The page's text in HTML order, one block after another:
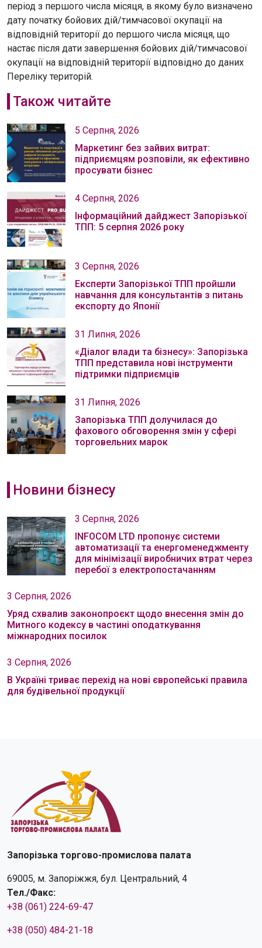
період з першого числа місяця, в якому було визначено
дату початку бойових дій/тимчасової окупації на
відповідній території до першого числа місяця, що
настає після дати завершення бойових дій/тимчасової
окупації на відповідній території відповідно до даних
Переліку територій.
Також читайте
5 Серпня, 2026
Маркетинг без зайвих витрат:
підприємцям розповіли, як ефективно
просувати бізнес
4 Серпня, 2026
Інформаційний дайджест Запорізької
ТПП: 5 серпня 2026 року
3 Серпня, 2026
Експерти Запорізької ТПП пройшли
навчання для консультантів з питань
експорту до Японії
31 Липня, 2026
«Діалог влади та бізнесу»: Запорізька
ТПП представила нові інструменти
підтримки підприємців
31 Липня, 2026
Запорізька ТПП долучилася до
фахового обговорення змін у сфері
торговельних марок
Новини бізнесу
3 Серпня, 2026
INFOCOM LTD пропонує системи
автоматизації та енергоменеджменту
для мінімізації виробничих втрат через
перебої з електропостачанням
3 Серпня, 2026
Уряд схвалив законопроєкт щодо внесення змін до
Митного кодексу в частині оподаткування
міжнародних посилок
3 Серпня, 2026
В Україні триває перехід на нові європейські правила
для будівельної продукції
Запорізька торгово-промислова палата
69005, м. Запоріжжя, бул. Центральний, 4
Тел./Факс:
+38 (061) 224-69-47
+38 (050) 484-21-18